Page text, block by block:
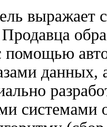
выражает
помощью
системами